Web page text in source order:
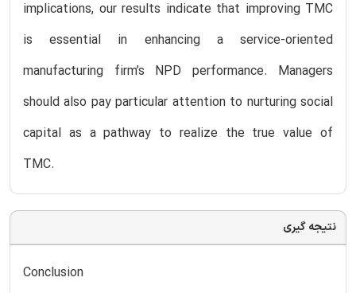
implications, our results indicate that improving TMC
is essential in enhancing a service-oriented
manufacturing firm’s NPD performance. Managers
should also pay particular attention to nurturing social
capital as a pathway to realize the true value of
TMC.
نتیجه گیری
Conclusion